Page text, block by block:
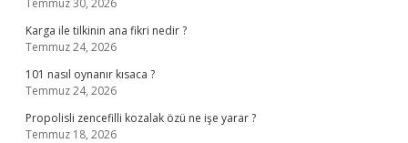
Temmuz 30, 2026
Karga ile tilkinin ana fikri nedir ?
Temmuz 24, 2026
101 nasıl oynanır kısaca ?
Temmuz 24, 2026
Propolisli zencefilli kozalak özü ne işe yarar ?
Temmuz 18, 2026